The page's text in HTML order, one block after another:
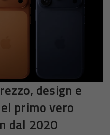
design e
primo vero
dal 2020